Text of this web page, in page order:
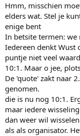
Hmm, misschien
elders wat. Stel je
enige bent
In betsite termen: we
Iedereen denkt Wust
puntje niet veel
10:1. Maar o jee,
De 'quote' zakt naar
genomen.
die is nu nog 10:1.
maar iedere
dan weer wil
als als organisator.